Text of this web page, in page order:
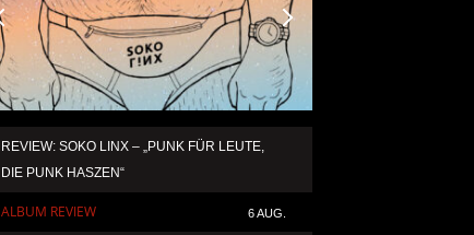
REVIEW: SOKO LINX – „PUNK FÜR LEUTE,
DIE PUNK HASZEN“
ALBUM REVIEW 6 AUG.